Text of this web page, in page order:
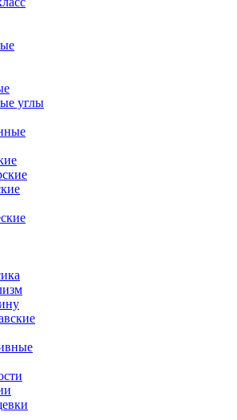
углы